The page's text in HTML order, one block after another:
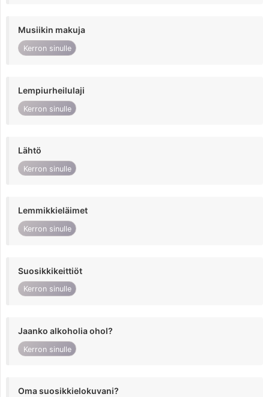
Musiikin makuja
Kerron sinulle
Lempiurheilulaji
Kerron sinulle
Lähtö
Kerron sinulle
Lemmikkieläimet
Kerron sinulle
Suosikkikeittiöt
Kerron sinulle
Jaanko alkoholia ohol?
Kerron sinulle
Oma suosikkielokuvani?